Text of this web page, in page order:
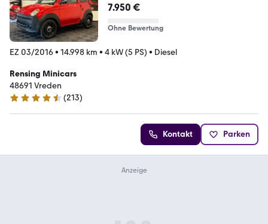
7.950 €
Ohne Bewertung
EZ 03/2016• 14.998 km • 4 kW (5 PS) • Diesel
Rensing Minicars
48691 Vreden
4.7 Sterne
(213)
Kontakt Parken